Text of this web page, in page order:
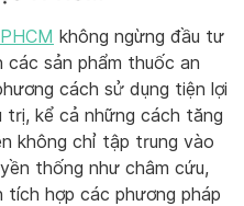
không ngừng đầu tư
sản phẩm thuốc an
cách sử dụng tiện lợi
kể cả những cách tăng
không chỉ tập trung vào
thống như châm cứu,
hợp các phương pháp